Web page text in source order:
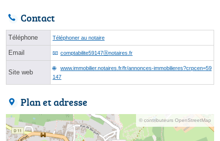
Contact
Téléphone Téléphoner au notaire
Email comptabilite59147ⓐnotaires.fr
Site web
www.immobilier.notaires.fr/fr/annonces-immobilieres?crpcen=59
147
Plan et adresse
© contributeurs OpenStreetMap